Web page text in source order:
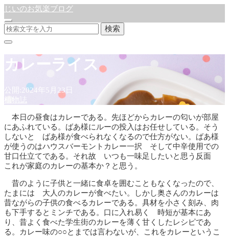
じいのお気楽ブログ
検索
カレーライス
公開:2024年5月23日
植物誌
本日の昼食はカレーである。先ほどからカレーの匂いが部屋
にあふれている。ばあ様にルーの投入はお任せしている。そう
しないと ばあ様が食べられなくなるので仕方がない。ばあ様
が使うのはハウスバーモントカレー一択 そして中辛使用での
甘口仕立てである。それ故 いつも一味足したいと思う反面
これが家庭のカレーの基本か？と思う。
昔のように子供と一緒に食卓を囲むこともなくなったので、
たまには 大人のカレーが食べたい。しかし奥さんのカレーは
昔ながらの子供の食べるカレーである。具材を小さく刻み、肉
も下手するとミンチである。口に入れ易く 時短が基本にあ
り、昔よく食べた学生街のカレーを薄く甘くしたレシピであ
る。カレー味の○○とまでは言わないが、これをカレーというこ